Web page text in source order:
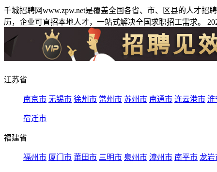
千城招聘网www.zpw.net是覆盖全国各省、市、区县的人才
历，企业可直招本地人才，一站式解决全国求职招工需求。
江苏省
南京市 无锡市 徐州市 常州市 苏州市 南通市 连云港市 淮
宿迁市
福建省
福州市 厦门市 莆田市 三明市 泉州市 漳州市 南平市 龙岩